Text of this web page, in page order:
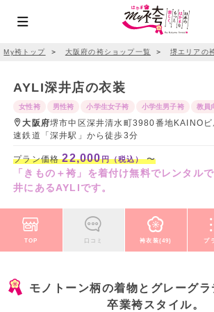
My袴トップ ＞ 大阪府の袴ショップ一覧 ＞ 堺エリアの
AYLI深井店の衣装
女性袴 男性袴 小学生女子袴 小学生男子袴 教員
大阪府堺市中区深井清水町3980番地KAINO
速鉄道「深井駅」から徒歩3分
プラン価格22,000円（税込）〜
「きもの＋袴」を着付け無料でレンタル
井にあるAYLIです。
TOP 口コミ 袴衣装(49) プ
モノトーン柄の着物とグレーグ
卒業袴スタイル。